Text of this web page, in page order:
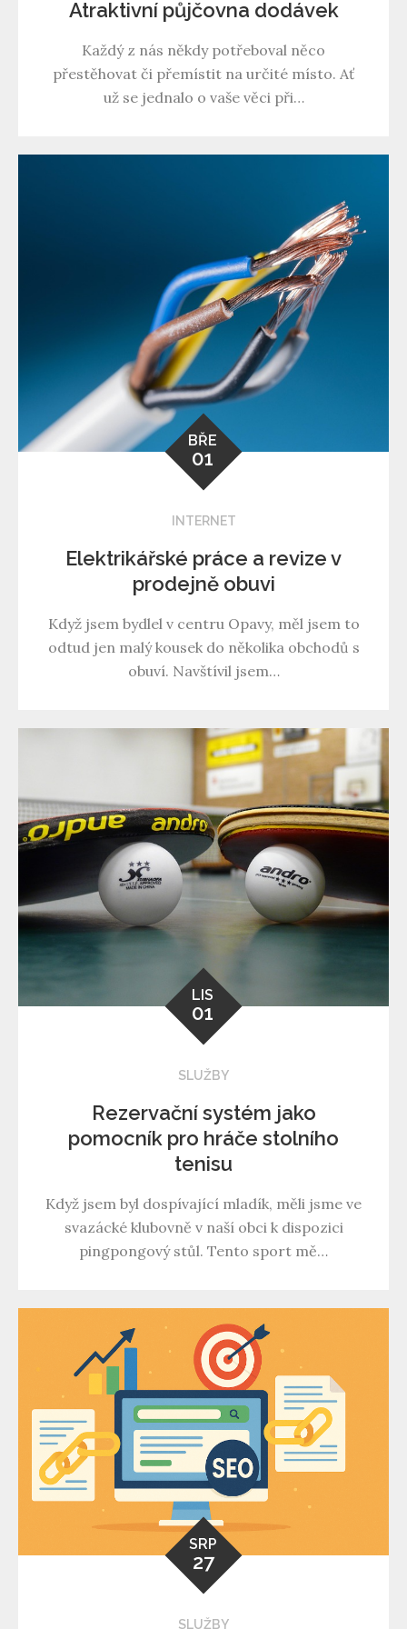
Atraktivní půjčovna dodávek
Každý z nás někdy potřeboval něco
přestěhovat či přemístit na určité místo. Ať
už se jednalo o vaše věci při…
BŘE
01
INTERNET
Elektrikářské práce a revize v
prodejně obuvi
Když jsem bydlel v centru Opavy, měl jsem to
odtud jen malý kousek do několika obchodů s
obuví. Navštívil jsem…
LIS
01
SLUŽBY
Rezervační systém jako
pomocník pro hráče stolního
tenisu
Když jsem byl dospívající mladík, měli jsme ve
svazácké klubovně v naší obci k dispozici
pingpongový stůl. Tento sport mě…
SRP
27
SLUŽBY